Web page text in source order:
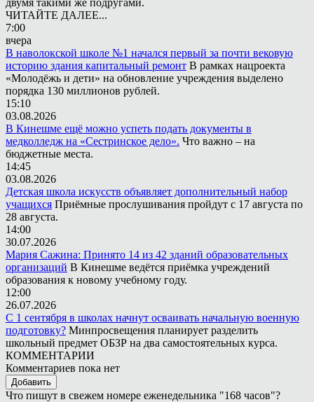
ЧИТАЙТЕ ДАЛЕЕ...
7:00
вчера
В наволокской школе №1 начался первый за почти вековую
историю здания капитальный ремонт В рамках нацроекта
«Молодёжь и дети» на обновление учреждения выделено
порядка 130 миллионов рублей.
15:10
03.08.2026
В Кинешме ещё можно успеть подать документы в
медколледж на «Сестринское дело». Что важно – на
бюджетные места.
14:45
03.08.2026
Детская школа искусств объявляет дополнительный набор
учащихся Приёмные прослушивания пройдут с 17 августа по
28 августа.
14:00
30.07.2026
Мария Сажина: Принято 14 из 42 зданий образовательных
организаций В Кинешме ведётся приёмка учреждений
образования к новому учебному году.
12:00
26.07.2026
С 1 сентября в школах начнут осваивать начальную военную
подготовку? Минпросвещения планирует разделить
школьный предмет ОБЗР на два самостоятельных курса.
КОММЕНТАРИИ
Комментариев пока нет
Добавить
Что пишут в свежем номере еженедельника "168 часов"?